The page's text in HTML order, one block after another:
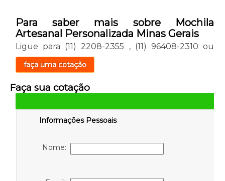
Para saber mais sobre Mochila
Artesanal Personalizada Minas Gerais
Ligue para (11) 2208-2355 , (11) 96408-2310 ou
faça uma cotação
Faça sua cotação
Informações Pessoais
Nome: